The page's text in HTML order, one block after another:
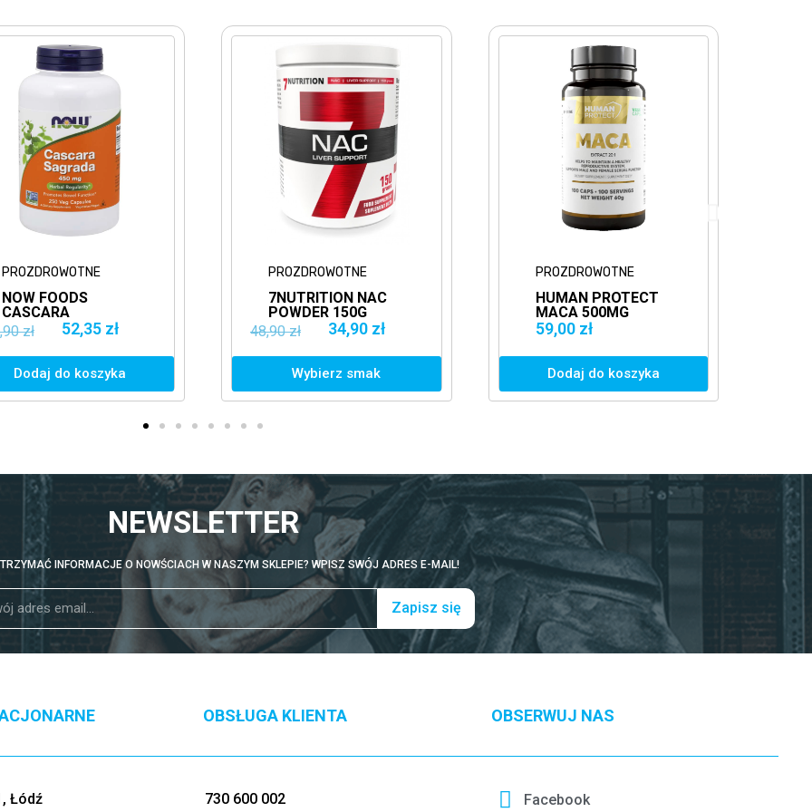
zł
7NUTRITION NAC
ANTYOKSYDANT
34,90 zł
HUMAN PROTECT
WITALNOŚĆ
Dodaj do koszyka
NEWSLETTER
INFORMACJE O NOWŚCIACH W NASZYM SKLEPIE? WPISZ SWÓJ ADRES E-MAIL!
Zapisz się
Łódź
OBSŁUGA KLIENTA
730 600 002
OBSERWUJ NAS
Facebook